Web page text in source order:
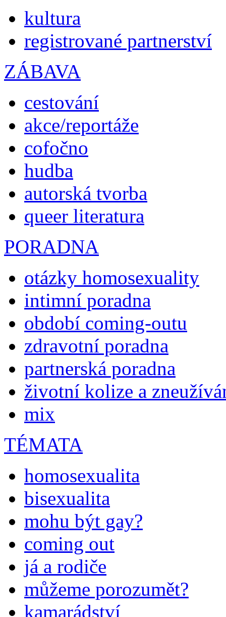
kultura
registrované partnerství
ZÁBAVA
cestování
akce/reportáže
cofočno
hudba
autorská tvorba
queer literatura
PORADNA
otázky homosexuality
intimní poradna
období coming-outu
zdravotní poradna
partnerská poradna
životní kolize a
mix
TÉMATA
homosexualita
bisexualita
mohu být gay?
coming out
já a rodiče
můžeme porozumět?
kamarádství